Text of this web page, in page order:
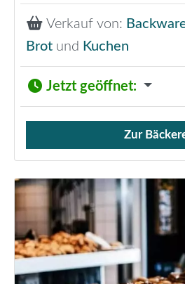
Verkauf von:
Brot und Kuchen
Jetzt geöffnet:
Verkauf von Brötchen,
Zur